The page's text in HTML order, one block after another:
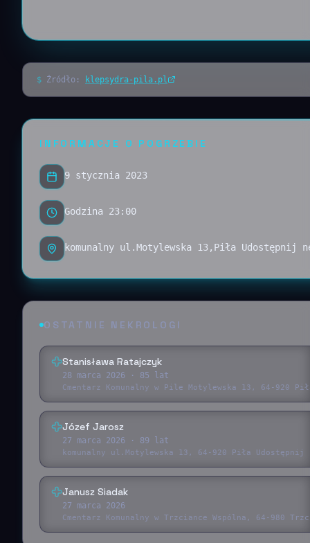
$ Źródło: klepsydra-pila.pl
INFORMACJE O POGRZEBIE
9 stycznia 2023
Godzina 23:00
komunalny ul.Motylewska 13,Piła
OSTATNIE NEKROLOGI
Stanisława Ratajczyk
28 marca 2026 · 85 lat
Cmentarz Komunalny w Pile Motylewska 13, 64-920
Józef Jarosz
27 marca 2026 · 89 lat
komunalny ul.Motylewska 13, 64-920 Piła
Janusz Siadak
27 marca 2026
Cmentarz Komunalny w Trzciance Wspólna, 64-980